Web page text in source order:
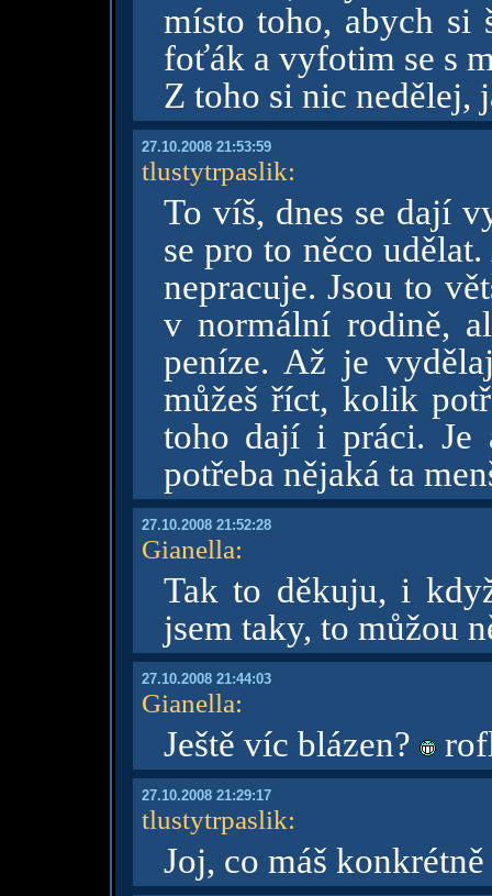
místo toho, abych si
foťák a vyfotim se s
Z toho si nic nedělej,
27.10.2008 21:53:59
tlustytrpaslik:
To víš, dnes se dají
se pro to něco
nepracuje. Jsou to
v normální rodině,
peníze. Až je
můžeš říct, kolik
toho dají i práci. Je
potřeba nějaká ta
27.10.2008 21:52:28
Gianella:
Tak to děkuju, i
jsem taky, to můžou
27.10.2008 21:44:03
Gianella:
Ještě víc blázen?
27.10.2008 21:29:17
tlustytrpaslik:
Joj, co máš